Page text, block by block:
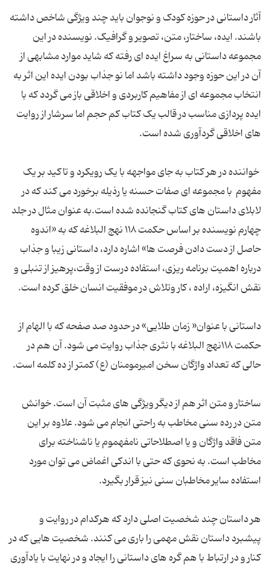
آثار داستانی در حوزه کودک و نوجوان باید چند ویژگی شاخص داشته
باشند. ایده، ساختار، متن، تصویر و گرافیک. نویسنده در این
مجموعه داستانی به سراغ ایده ای رفته که شاید موارد مشابهی از
آن در این حوزه وجود داشته باشد اما نو جذاب بودن ایده این اثر به
انتخاب مجموعه ای از مفاهیم کاربردی و اخلاقی باز می گردد که با
ایده پردازی مناسب در قالب یک کتاب کم حجم اما سرشار از روایت
های اخلاقی گردآوری شده است.
خواننده در هر کتاب به جای مواجهه با یک رویکرد و تاکید بر یک
مفهوم با مجموعه ای صفات حسنه یا رذیله برخورد می کند که در
لابلای داستان های کتاب گنجانده شده است.به عنوان مثال در جلد
چهارم نویسنده بر اساس حکمت ۱۱۸ نهج البلاغه که به «اندوه
حاصل از دست دادن فرصت ها» اشاره دارد، داستانی زیبا و جذاب
درباره اهمیت برنامه ریزی، استفاده درست از وقت،پرهیز از تنبلی و
نقش انگیزه، اراده ، کار وتلاش در موفقیت انسان خلق کرده است.
داستانی با عنوان« زمان طلایی» در حدود صد صفحه که با الهام از
حکمت ۱۱۸نهج البلاغه با نثری جذاب روایت می شود. آن هم در
حالی که تعداد واژگان سخن امیرمومنان (ع) کمتر از ده کلمه است.
ساختار و متن اثر هم از دیگر ویژگی های مثبت آن است. خوانش
متن در رده سنی مخاطب به راحتی انجام می شود. علاوه بر این
متن فاقد واژگان و یا اصطلاحاتی نامفهموم یا ناشناخته برای
مخاطب است. به نحوی که حتی با اندکی اغماض می توان مورد
استفاده سایر مخاطبان سنی نیز قرار بگیرد.
هر داستان چند شخصیت اصلی دارد که هرکدام در روایت و
پیشبرد داستان نقش مهمی را باری می کنند. شخصیت هایی که در
کنار و در ارتباط با هم گره های داستانی را ایجاد و در نهایت با یادآوری